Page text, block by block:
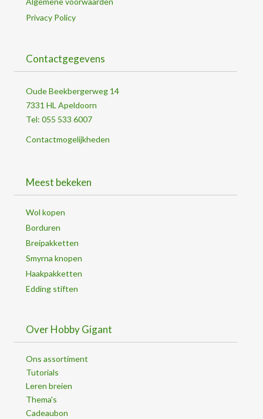
Privacy Policy
Contactgegevens
Oude Beekbergerweg 14
7331 HL Apeldoorn
Tel: 055 533 6007
Contactmogelijkheden
Meest bekeken
Wol kopen
Borduren
Breipakketten
Smyrna knopen
Haakpakketten
Edding stiften
Over Hobby Gigant
Ons assortiment
Tutorials
Leren breien
Thema's
Cadeaubon